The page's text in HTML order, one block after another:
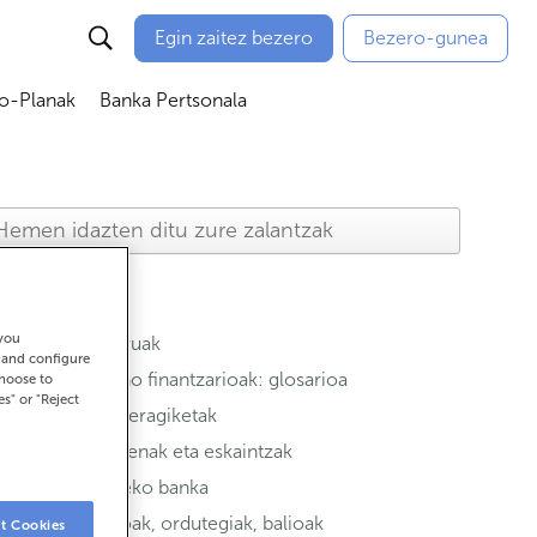
Egin zaitez bezero Bezero-gunea
Planak
Abrir submenú
Banka Pertsonala
Aseguruak
Termino finantzarioak: glosarioa
Ohiko eragiketak
Sustapenak eta eskaintzak
Urruneko banka
Bulegoak, ordutegiak, balioak
configure
to
or "Reject
Cookies